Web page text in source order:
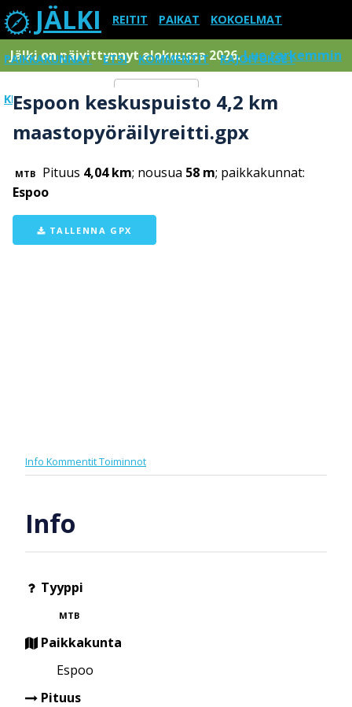
JÄLKI REITIT PAIKAT KOKOELMAT
PAIKKAKUNNAT ETSI KOMMENTIT RAJOITUKSET
KIRJAUDU SISÄÄN Menu
Jälki on päivittynnyt elokuussa 2026.Lue tarkemmin
Espoon keskuspuisto 4,2 km
maastopyöräilyreitti.gpx
MTB Pituus 4,04 km; nousua 58 m; paikkakunnat:
Espoo
TALLENNA GPX
Info KommentitToiminnot
Info
Tyyppi
MTB
Paikkakunta
Espoo
Pituus